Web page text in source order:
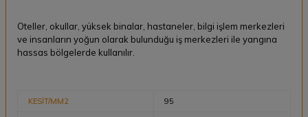
Oteller, okullar, yüksek binalar, hastaneler, bilgi işlem merkezleri
ve insanların yoğun olarak bulunduğu iş merkezleri ile yangına
hassas bölgelerde kullanılır.
KESİT/MM2 95